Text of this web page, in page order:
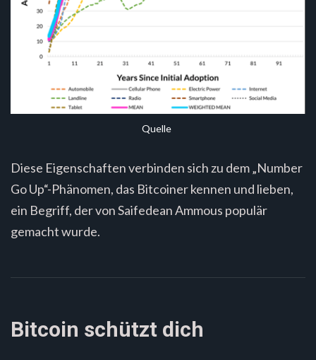
Quelle
Diese Eigenschaften verbinden sich zu dem „Number
Go Up“-Phänomen, das Bitcoiner kennen und lieben,
ein Begriff, der von Saifedean Ammous populär
gemacht wurde.
Bitcoin schützt dich